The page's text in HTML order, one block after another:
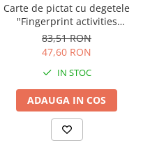
Carte de pictat cu degetele
"Fingerprint activities
Bugs", Usborne
83,51 RON
47,60 RON
IN STOC
ADAUGA IN COS